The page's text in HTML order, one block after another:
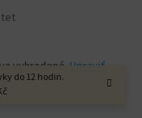
do 12 hodin.
vyhradené. Upraviť